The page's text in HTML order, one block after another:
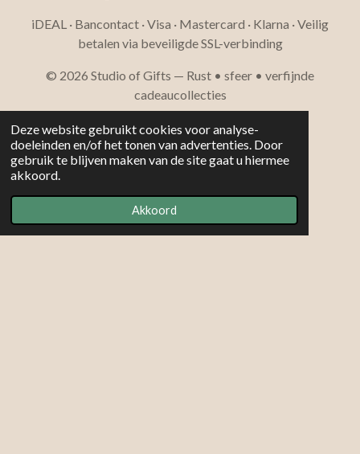
Deze website gebruikt cookies voor analyse-
doeleinden en/of het tonen van advertenties. Door
gebruik te blijven maken van de site gaat u hiermee
akkoord.
Akkoord
iDEAL · Bancontact · Visa · Mastercard · Klarna · Veilig
betalen via beveiligde SSL-verbinding
© 2026 Studio of Gifts — Rust • sfeer • verfijnde
cadeaucollecties
Powered byJouwWeb